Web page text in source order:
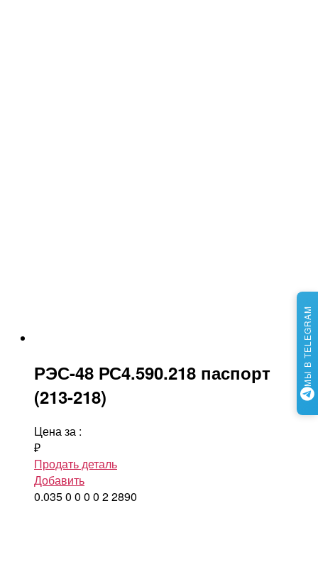
РЭС-48 РС4.590.218 паспорт
(213-218)
Цена за :
₽
Продать деталь
Добавить
0.0350 0 0 0 22890
МЫ В TELEGRAM